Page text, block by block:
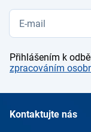
Přihlášením k
zpracováním
Kontaktujte nás